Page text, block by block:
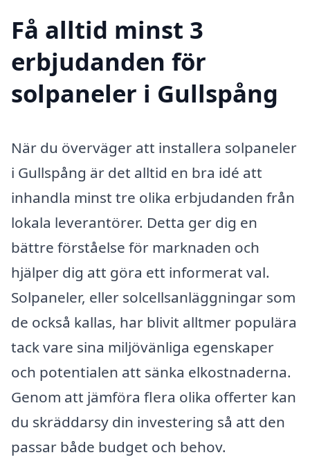
Få alltid minst 3
erbjudanden för
solpaneler i Gullspång
När du överväger att installera solpaneler
i Gullspång är det alltid en bra idé att
inhandla minst tre olika erbjudanden från
lokala leverantörer. Detta ger dig en
bättre förståelse för marknaden och
hjälper dig att göra ett informerat val.
Solpaneler, eller solcellsanläggningar som
de också kallas, har blivit alltmer populära
tack vare sina miljövänliga egenskaper
och potentialen att sänka elkostnaderna.
Genom att jämföra flera olika offerter kan
du skräddarsy din investering så att den
passar både budget och behov.